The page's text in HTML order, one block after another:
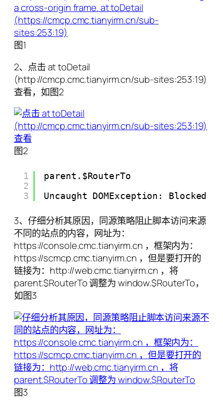
图1
2、点击 at toDetail
(http://cmcp.cmc.tianyirm.cn/sub-sites:253:19)
查看，如图2
图2
1
2
3
parent.$RouterTo
Uncaught DOMException:
3、仔细分析其原因，同源策略阻止脚本访问来源
不同的站点的内容，网址为：
https://console.cmc.tianyirm.cn ，框架内为：
https://scmcp.cmc.tianyirm.cn ，但是要打开的
链接为：http://web.cmc.tianyirm.cn ，将
parent.$RouterTo 调整为 window.$RouterTo，
如图3
图3